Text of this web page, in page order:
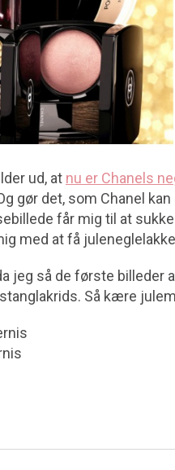
ud, at nu er Chanels
gør det, som Chanel
får mig til at
med at få
jeg så de første billeder
Så kære